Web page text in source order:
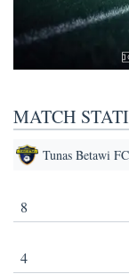
MATCH
Tunas Betawi FC
8
4